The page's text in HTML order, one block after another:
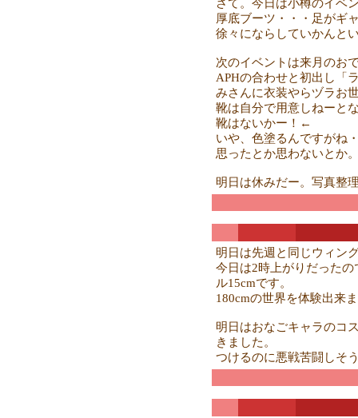
さて。今日は小樽のイベ
厚底ブーツ・・・足がギ
徐々にならしていかんと
次のイベントは来月のお
APHの合わせと初出し「
みさんに衣装やらヅラお
靴は自分で用意しねーと
靴はないかー！←
いや、色塗るんですがね
思ったとか思わないとか
明日は休みだー。写真整
明日は先週と同じウィン
今日は2時上がりだった
ル15cmです。
180cmの世界を体験出来
明日はおなごキャラのコ
きました。
つけるのに悪戦苦闘しそ